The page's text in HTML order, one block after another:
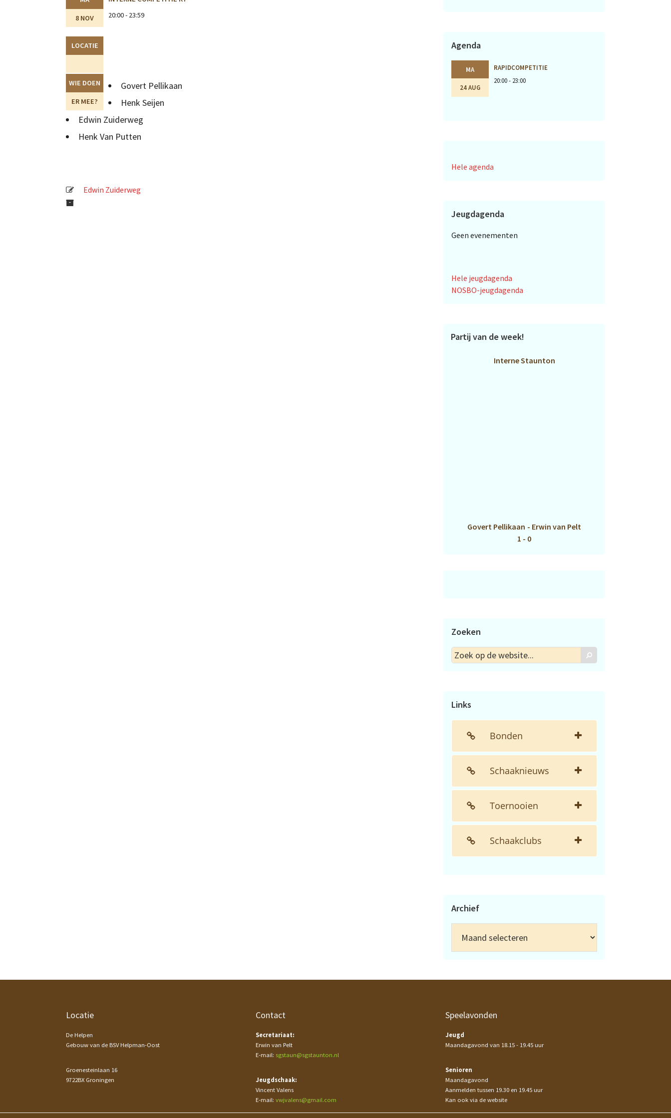
8 NOV
20:00 - 23:59
LOCATIE
WIE DOEN
ER MEE?
Govert Pellikaan
Henk Seijen
Edwin Zuiderweg
Henk Van Putten
Edwin Zuiderweg
Agenda
MA
24 AUG
RAPIDCOMPETITIE
20:00 - 23:00
Hele agenda
Jeugdagenda
Geen evenementen
Hele jeugdagenda
NOSBO-jeugdagenda
Partij van de week!
Interne Staunton
Govert Pellikaan - Erwin van Pelt
1 - 0
Zoeken
Zoek
op
Zoek
Links
Bonden
Schaaknieuws
Toernooien
Schaakclubs
Archief
Locatie
De Helpen
Gebouw van de BSV Helpman-Oost
Groenesteinlaan 16
9722BX Groningen
Contact
Secretariaat:
Erwin van Pelt
E-mail: sgstaun@sgstaunton.nl
Jeugdschaak:
Vincent Valens
E-mail: vwjvalens@gmail.com
Speelavonden
Jeugd
Maandagavond van 18.15 - 19.45 uur
Senioren
Maandagavond
Aanmelden tussen 19.30 en 19.45 uur
Kan ook via de website